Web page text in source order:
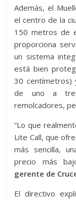
Además, el
el centro de la
150 metros de
proporciona
un sistema
está bien
30 centímetros)
de uno a
remolcadores,
“Lo que
Lite Call, que
más sencilla,
precio más
gerente de
El directivo